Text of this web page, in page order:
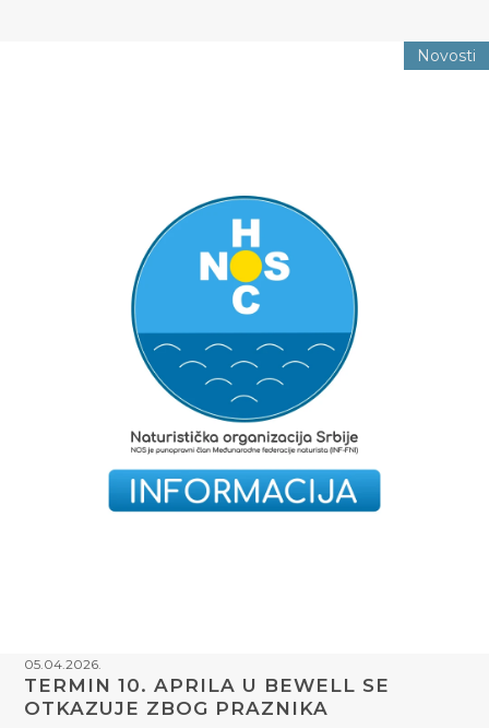
Novosti
05.04.2026.
TERMIN 10. APRILA U BEWELL SE
OTKAZUJE ZBOG PRAZNIKA